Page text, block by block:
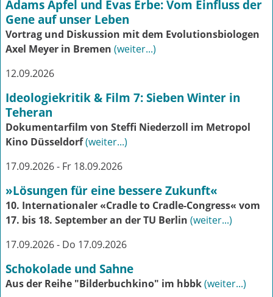
Adams Apfel und Evas Erbe: Vom Einfluss der
Gene auf unser Leben
Vortrag und Diskussion mit dem Evolutionsbiologen
Axel Meyer in Bremen (weiter...)
12.09.2026
Ideologiekritik & Film 7: Sieben Winter in
Teheran
Dokumentarfilm von Steffi Niederzoll im Metropol
Kino Düsseldorf(weiter...)
17.09.2026 - Fr 18.09.2026
»Lösungen für eine bessere Zukunft«
10. Internationaler «Cradle to Cradle-Congress« vom
17. bis 18. September an der TU Berlin (weiter...)
17.09.2026 - Do 17.09.2026
Schokolade und Sahne
Aus der Reihe "Bilderbuchkino" im hbbk(weiter...)